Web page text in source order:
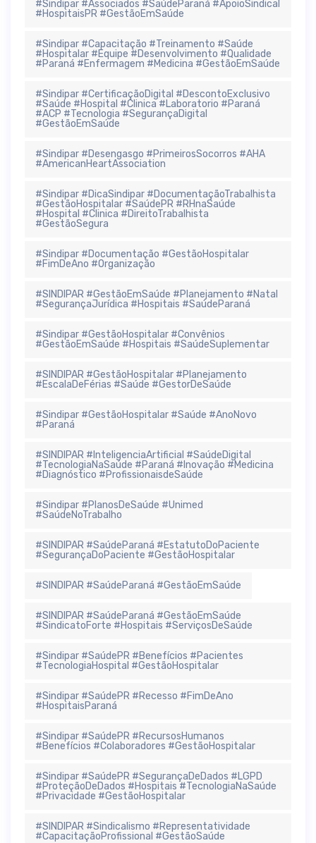
#Sindipar #Associados #SaúdeParaná #ApoioSindical
#HospitaisPR #GestãoEmSaúde
#Sindipar #Capacitação #Treinamento #Saúde
#Hospitalar #Equipe #Desenvolvimento #Qualidade
#Paraná #Enfermagem #Medicina #GestãoEmSaúde
#Sindipar #CertificaçãoDigital #DescontoExclusivo
#Saúde #Hospital #Clinica #Laboratorio #Paraná
#ACP #Tecnologia #SegurançaDigital
#GestãoEmSaúde
#Sindipar #Desengasgo #PrimeirosSocorros #AHA
#AmericanHeartAssociation
#Sindipar #DicaSindipar #DocumentaçãoTrabalhista
#GestãoHospitalar #SaúdePR #RHnaSaúde
#Hospital #Clinica #DireitoTrabalhista
#GestãoSegura
#Sindipar #Documentação #GestãoHospitalar
#FimDeAno #Organização
#SINDIPAR #GestãoEmSaúde #Planejamento #Natal
#SegurançaJurídica #Hospitais #SaúdeParaná
#Sindipar #GestãoHospitalar #Convênios
#GestãoEmSaúde #Hospitais #SaúdeSuplementar
#SINDIPAR #GestãoHospitalar #Planejamento
#EscalaDeFérias #Saúde #GestorDeSaúde
#Sindipar #GestãoHospitalar #Saúde #AnoNovo
#Paraná
#SINDIPAR #InteligenciaArtificial #SaúdeDigital
#TecnologiaNaSaúde #Paraná #Inovação #Medicina
#Diagnóstico #ProfissionaisdeSaúde
#Sindipar #PlanosDeSaúde #Unimed
#SaúdeNoTrabalho
#SINDIPAR #SaúdeParaná #EstatutoDoPaciente
#SegurançaDoPaciente #GestãoHospitalar
#SINDIPAR #SaúdeParaná #GestãoEmSaúde
#SINDIPAR #SaúdeParaná #GestãoEmSaúde
#SindicatoForte #Hospitais #ServiçosDeSaúde
#Sindipar #SaúdePR #Benefícios #Pacientes
#TecnologiaHospital #GestãoHospitalar
#Sindipar #SaúdePR #Recesso #FimDeAno
#HospitaisParaná
#Sindipar #SaúdePR #RecursosHumanos
#Benefícios #Colaboradores #GestãoHospitalar
#Sindipar #SaúdePR #SegurançaDeDados #LGPD
#ProteçãoDeDados #Hospitais #TecnologiaNaSaúde
#Privacidade #GestãoHospitalar
#SINDIPAR #Sindicalismo #Representatividade
#CapacitaçãoProfissional #GestãoSaúde